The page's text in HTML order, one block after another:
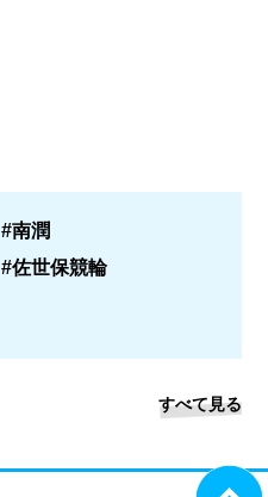
#南潤
#佐世保競輪
すべて見る